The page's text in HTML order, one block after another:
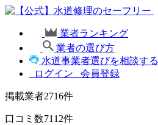
業者ランキング
業者の選び方
水道事業者選びを相談する
ログイン
会員登録
掲載業者2716件
口コミ数7112件